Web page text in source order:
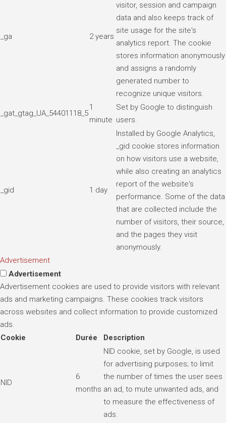
_ga 2 years
visitor, session and campaign
data and also keeps track of
site usage for the site's
analytics report. The cookie
stores information anonymously
and assigns a randomly
generated number to
recognize unique visitors.
_gat_gtag_UA_54401118_5
1
minute
Set by Google to distinguish
users.
_gid 1 day
Installed by Google Analytics,
_gid cookie stores information
on how visitors use a website,
while also creating an analytics
report of the website's
performance. Some of the data
that are collected include the
number of visitors, their source,
and the pages they visit
anonymously.
Advertisement
Advertisement
Advertisement cookies are used to provide visitors with relevant
ads and marketing campaigns. These cookies track visitors
across websites and collect information to provide customized
ads.
Cookie
Durée Description
NID
6
months
NID cookie, set by Google, is used
for advertising purposes; to limit
the number of times the user sees
an ad, to mute unwanted ads, and
to measure the effectiveness of
ads.